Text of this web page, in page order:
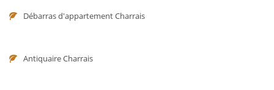
Débarras d'appartement Charrais
Antiquaire Charrais